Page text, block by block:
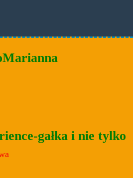
gałka i nie tylko